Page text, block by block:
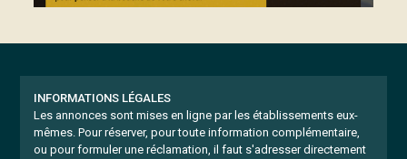
INFORMATIONS LÉGALES
Les annonces sont mises en ligne par les établissements eux-
mêmes. Pour réserver, pour toute information complémentaire,
ou pour formuler une réclamation, il faut s'adresser directement